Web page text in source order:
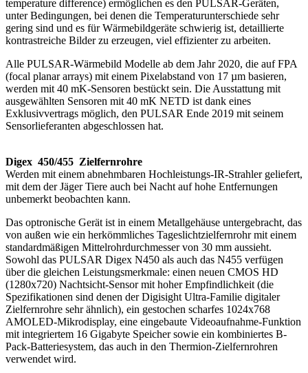
temperature difference) ermöglichen es den PULSAR-Geräten,
unter Bedingungen, bei denen die Temperaturunterschiede sehr
gering sind und es für Wärmebildgeräte schwierig ist, detaillierte
kontrastreiche Bilder zu erzeugen, viel effizienter zu arbeiten.
Alle PULSAR-Wärmebild Modelle ab dem Jahr 2020, die auf FPA
(focal planar arrays) mit einem Pixelabstand von 17 µm basieren,
werden mit 40 mK-Sensoren bestückt sein. Die Ausstattung mit
ausgewählten Sensoren mit 40 mK NETD ist dank eines
Exklusivvertrags möglich, den PULSAR Ende 2019 mit seinem
Sensorlieferanten abgeschlossen hat.
Digex 450/455 Zielfernrohre
Werden mit einem abnehmbaren Hochleistungs-IR-Strahler geliefert,
mit dem der Jäger Tiere auch bei Nacht auf hohe Entfernungen
unbemerkt beobachten kann.
Das optronische Gerät ist in einem Metallgehäuse untergebracht, das
von außen wie ein herkömmliches Tageslichtzielfernrohr mit einem
standardmäßigen Mittelrohrdurchmesser von 30 mm aussieht.
Sowohl das PULSAR Digex N450 als auch das N455 verfügen
über die gleichen Leistungsmerkmale: einen neuen CMOS HD
(1280x720) Nachtsicht-Sensor mit hoher Empfindlichkeit (die
Spezifikationen sind denen der Digisight Ultra-Familie digitaler
Zielfernrohre sehr ähnlich), ein gestochen scharfes 1024x768
AMOLED-Mikrodisplay, eine eingebaute Videoaufnahme-Funktion
mit integriertem 16 Gigabyte Speicher sowie ein kombiniertes B-
Pack-Batteriesystem, das auch in den Thermion-Zielfernrohren
verwendet wird.